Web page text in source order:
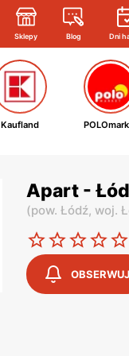
Sklepy Blog Dni
Kaufland
Apart -
(pow. Łódź, woj.
OBSERWUJ